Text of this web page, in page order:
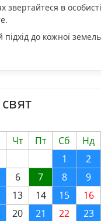
звертайтеся в
підхід до кожної
Чт Пт Сб
Нд
1
2
6 7 8
9
13 14 15
16
20 21 22
23